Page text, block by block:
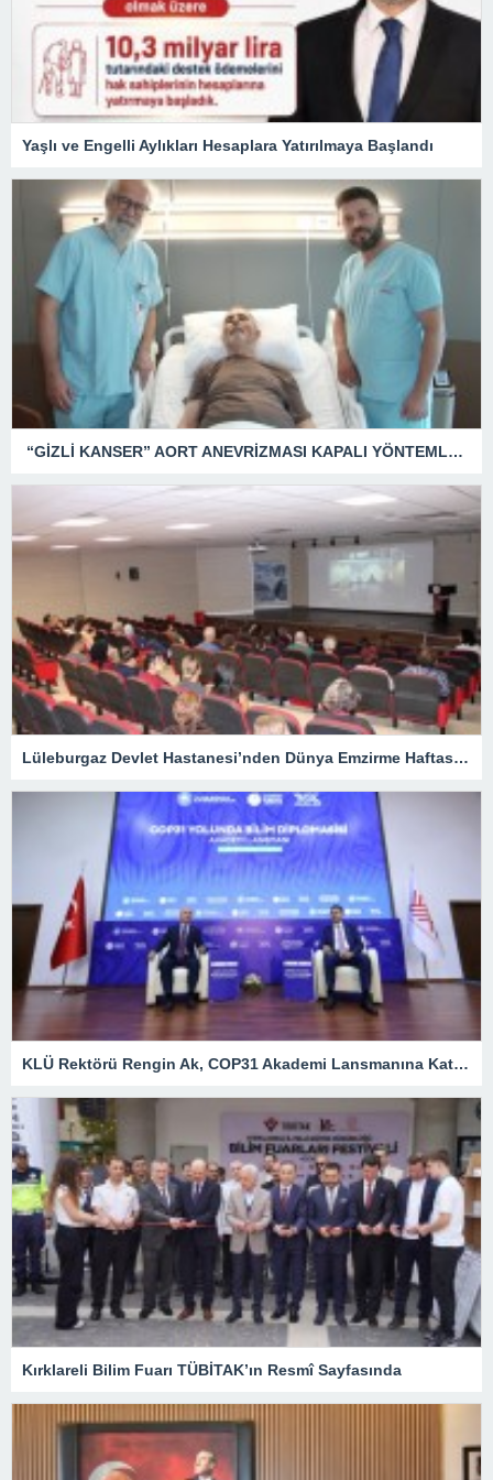
Yaşlı ve Engelli Aylıkları Hesaplara Yatırılmaya Başlandı
“GİZLİ KANSER” AORT ANEVRİZMASI KAPALI YÖNTEMLE TEDAVİ EDİLDİ
Lüleburgaz Devlet Hastanesi’nden Dünya Emzirme Haftası Katılımı
KLÜ Rektörü Rengin Ak, COP31 Akademi Lansmanına Katıldı
Kırklareli Bilim Fuarı TÜBİTAK’ın Resmî Sayfasında